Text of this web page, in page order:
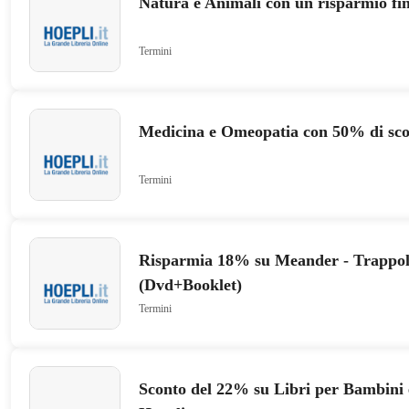
Termini
Medicina e Omeopatia con 50% di
Termini
Risparmia 18% su Meander -
(Dvd+Booklet)
Termini
Sconto del 22% su Libri per Bambini